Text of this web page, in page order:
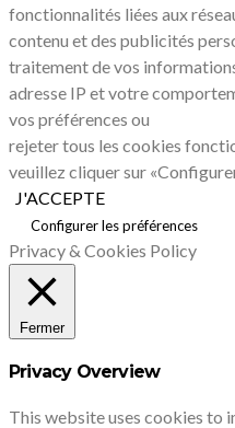
fonctionnalités liées aux
contenu et des publicités
traitement de vos
adresse IP et votre
vos préférences ou
rejeter tous les cookies
veuillez cliquer sur
J'ACCEPTE
Configurer les préférences
Privacy & Cookies Policy
Fermer
Privacy Overview
This website uses cookies to